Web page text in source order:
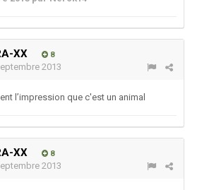
XX 8
2013
l’impression que c'est un animal
XX 8
2013